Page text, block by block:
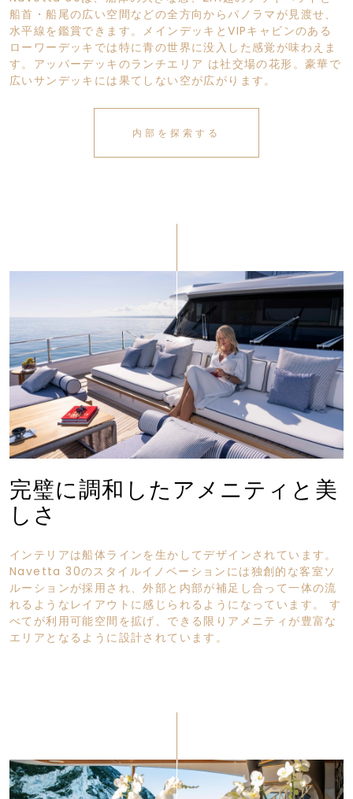
船首・船尾の広い空間などの全方向からパノラマが見渡せ、
水平線を鑑賞できます。メインデッキとVIPキャビンのある
ローワーデッキでは特に青の世界に没入した感覚が味わえま
す。アッパーデッキのランチエリア は社交場の花形。豪華で
広いサンデッキには果てしない空が広がります。
内部を探索する
完璧に調和したアメニティと美
しさ
インテリアは船体ラインを生かしてデザインされています。
Navetta 30のスタイルイノベーションには独創的な客室ソ
ルーションが採用され、外部と内部が補足し合って一体の流
れるようなレイアウトに感じられるようになっています。 す
べてが利用可能空間を拡げ、できる限りアメニティが豊富な
エリアとなるように設計されています。